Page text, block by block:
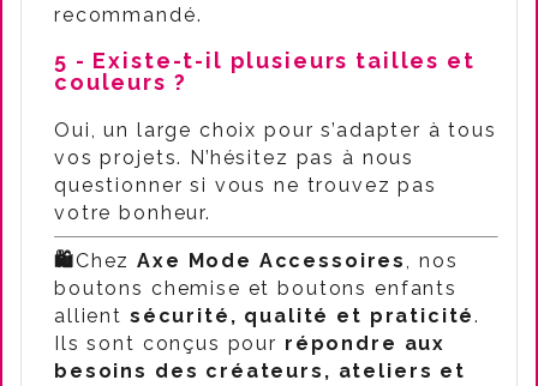
recommandé.
5 - Existe-t-il plusieurs tailles et
couleurs ?
Oui, un large choix pour s’adapter à tous
vos projets. N’hésitez pas à nous
questionner si vous ne trouvez pas
votre bonheur.
🛍️ChezAxe Mode Accessoires, nos
boutons chemise et boutons enfants
allient sécurité, qualité et praticité.
Ils sont conçus pour répondre aux
besoins des créateurs, ateliers et